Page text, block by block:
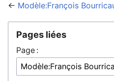
← Modèle:François
Pages liées
Page :